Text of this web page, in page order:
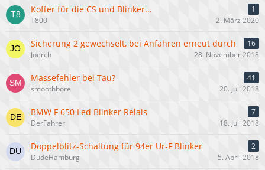
Koffer für die CS und Blinker...
1
T800
2. März 2020
Sicherung 2 gewechselt, bei Anfahren erneut durch
16
Joerch
28. November 2018
Massefehler bei Tau?
41
smoothbore
20. Juli 2018
BMW F 650 Led Blinker Relais
7
DerFahrer
18. Juli 2018
Doppelblitz-Schaltung für 94er Ur-F Blinker
2
DudeHamburg
5. April 2018